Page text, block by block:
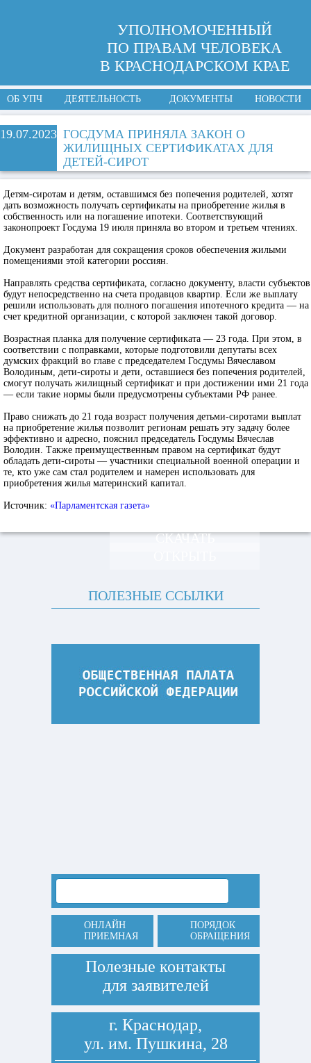
УПОЛНОМОЧЕННЫЙ
ПО ПРАВАМ ЧЕЛОВЕКА
В КРАСНОДАРСКОМ КРАЕ
ОБ УПЧ ДЕЯТЕЛЬНОСТЬ ДОКУМЕНТЫ НОВОСТИ
19.07.2023 ГОСДУМА ПРИНЯЛА ЗАКОН О
ЖИЛИЩНЫХ СЕРТИФИКАТАХ ДЛЯ
ДЕТЕЙ-СИРОТ
Детям-сиротам и детям, оставшимся без попечения родителей, хотят
дать возможность получать сертификаты на приобретение жилья в
собственность или на погашение ипотеки. Соответствующий
законопроект Госдума 19 июля приняла во втором и третьем чтениях.
Документ разработан для сокращения сроков обеспечения жилыми
помещениями этой категории россиян.
Направлять средства сертификата, согласно документу, власти субъектов
будут непосредственно на счета продавцов квартир. Если же выплату
решили использовать для полного погашения ипотечного кредита — на
счет кредитной организации, с которой заключен такой договор.
Возрастная планка для получение сертификата — 23 года. При этом, в
соответствии с поправками, которые подготовили депутаты всех
думских фракций во главе с председателем Госдумы Вячеславом
Володиным, дети-сироты и дети, оставшиеся без попечения родителей,
смогут получать жилищный сертификат и при достижении ими 21 года
— если такие нормы были предусмотрены субъектами РФ ранее.
Право снижать до 21 года возраст получения детьми-сиротами выплат
на приобретение жилья позволит регионам решать эту задачу более
эффективно и адресно, пояснил председатель Госдумы Вячеслав
Володин. Также преимущественным правом на сертификат будут
обладать дети-сироты — участники специальной военной операции и
те, кто уже сам стал родителем и намерен использовать для
приобретения жилья материнский капитал.
Источник: «Парламентская газета»
СКАЧАТЬ
ПОЛЕЗНЫЕ ССЫЛКИ
ОНЛАЙН
ПРИЕМНАЯ
ПОРЯДОК
ОБРАЩЕНИЯ
Полезные контакты
для заявителей
г. Краснодар,
ул. им. Пушкина, 28